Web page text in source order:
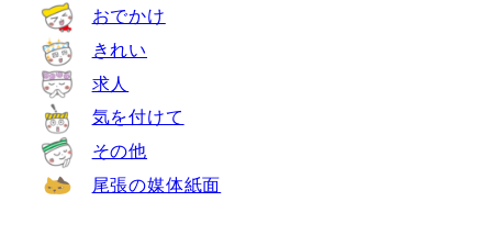
おでかけ
きれい
求人
気を付けて
その他
尾張の媒体紙面